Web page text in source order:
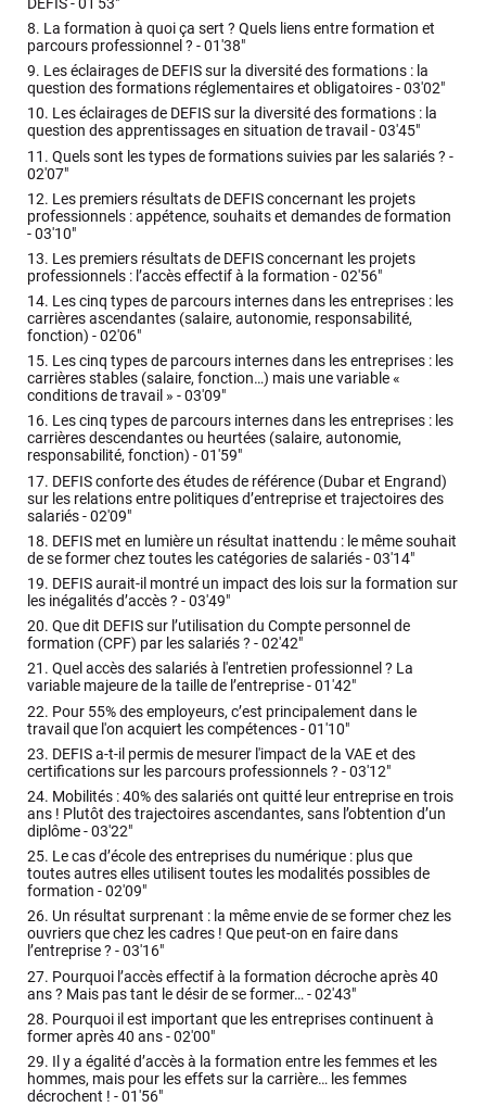
8. La formation à quoi ça sert ? Quels liens entre formation et
parcours professionnel ? -01'38"
9. Les éclairages de DEFIS sur la diversité des formations : la
question des formations réglementaires et obligatoires -03'02"
10. Les éclairages de DEFIS sur la diversité des formations : la
question des apprentissages en situation de travail -03'45"
11. Quels sont les types de formations suivies par les salariés ? -
02'07"
12. Les premiers résultats de DEFIS concernant les projets
professionnels : appétence, souhaits et demandes de formation
-03'10"
13. Les premiers résultats de DEFIS concernant les projets
professionnels : l’accès effectif à la formation -02'56"
14. Les cinq types de parcours internes dans les entreprises : les
carrières ascendantes (salaire, autonomie, responsabilité,
fonction) -02'06"
15. Les cinq types de parcours internes dans les entreprises : les
carrières stables (salaire, fonction…) mais une variable «
conditions de travail » -03'09"
16. Les cinq types de parcours internes dans les entreprises : les
carrières descendantes ou heurtées (salaire, autonomie,
responsabilité, fonction) -01'59"
17. DEFIS conforte des études de référence (Dubar et Engrand)
sur les relations entre politiques d’entreprise et trajectoires des
salariés -02'09"
18. DEFIS met en lumière un résultat inattendu : le même souhait
de se former chez toutes les catégories de salariés -03'14"
19. DEFIS aurait-il montré un impact des lois sur la formation sur
les inégalités d’accès ? -03'49"
20. Que dit DEFIS sur l’utilisation du Compte personnel de
formation (CPF) par les salariés ? -02'42"
21. Quel accès des salariés à l'entretien professionnel ? La
variable majeure de la taille de l’entreprise -01'42"
22. Pour 55% des employeurs, c’est principalement dans le
travail que l'on acquiert les compétences -01'10"
23. DEFIS a-t-il permis de mesurer l'impact de la VAE et des
certifications sur les parcours professionnels ? -03'12"
24. Mobilités : 40% des salariés ont quitté leur entreprise en trois
ans ! Plutôt des trajectoires ascendantes, sans l’obtention d’un
diplôme -03'22"
25. Le cas d’école des entreprises du numérique : plus que
toutes autres elles utilisent toutes les modalités possibles de
formation -02'09"
26. Un résultat surprenant : la même envie de se former chez les
ouvriers que chez les cadres ! Que peut-on en faire dans
l’entreprise ? -03'16"
27. Pourquoi l’accès effectif à la formation décroche après 40
ans ? Mais pas tant le désir de se former… -02'43"
28. Pourquoi il est important que les entreprises continuent à
former après 40 ans -02'00"
29. Il y a égalité d’accès à la formation entre les femmes et les
hommes, mais pour les effets sur la carrière… les femmes
décrochent ! -01'56"